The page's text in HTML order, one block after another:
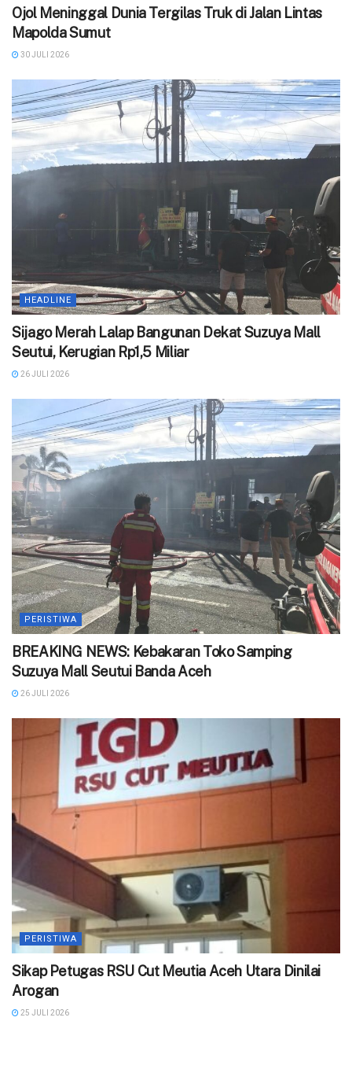
Ojol Meninggal Dunia Tergilas Truk di Jalan Lintas
Mapolda Sumut
30 JULI 2026
HEADLINE
Sijago Merah Lalap Bangunan Dekat Suzuya Mall
Seutui, Kerugian Rp1,5 Miliar
26 JULI 2026
PERISTIWA
BREAKING NEWS: Kebakaran Toko Samping
Suzuya Mall Seutui Banda Aceh
26 JULI 2026
PERISTIWA
‎Sikap Petugas RSU Cut Meutia Aceh Utara Dinilai
Arogan
25 JULI 2026